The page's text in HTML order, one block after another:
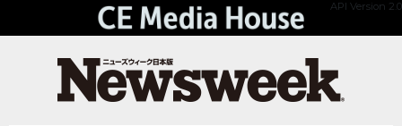
API Version 2.0